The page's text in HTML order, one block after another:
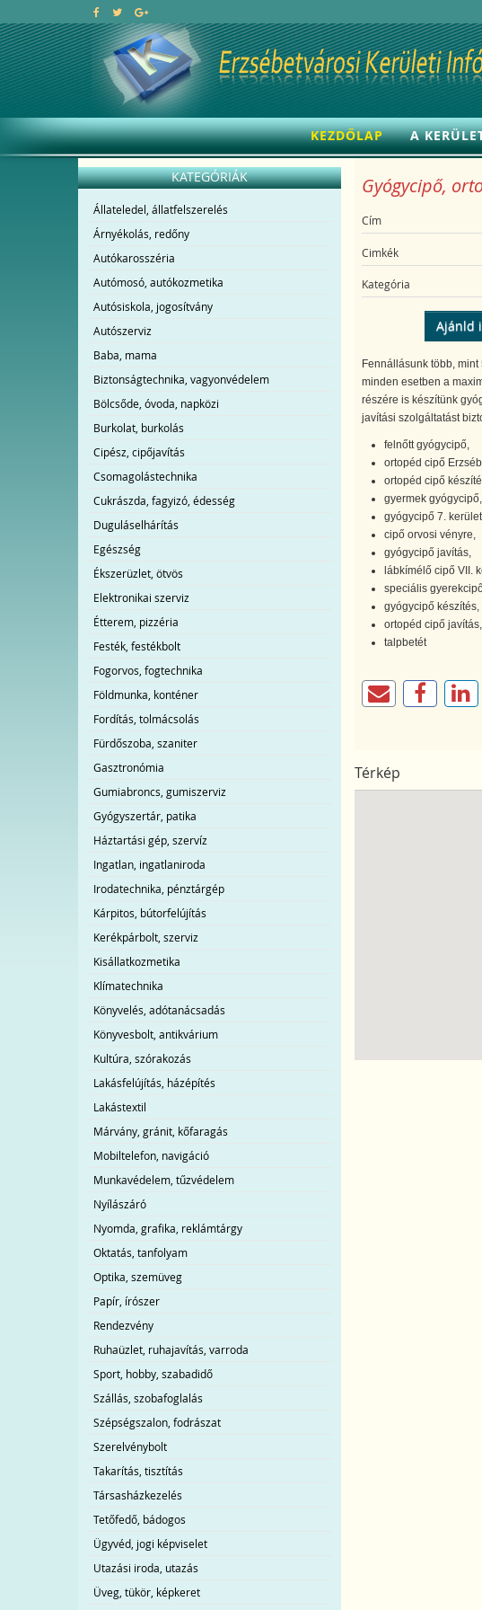
KEZDŐLAP A
KATEGÓRIÁK
Állateledel, állatfelszerelés
Árnyékolás, redőny
Autókarosszéria
Autómosó, autókozmetika
Autósiskola, jogosítvány
Autószerviz
Baba, mama
Biztonságtechnika, vagyonvédelem
Bölcsőde, óvoda, napközi
Burkolat, burkolás
Cipész, cipőjavítás
Csomagolástechnika
Cukrászda, fagyizó, édesség
Duguláselhárítás
Egészség
Ékszerüzlet, ötvös
Elektronikai szerviz
Étterem, pizzéria
Festék, festékbolt
Fogorvos, fogtechnika
Földmunka, konténer
Fordítás, tolmácsolás
Fürdőszoba, szaniter
Gasztronómia
Gumiabroncs, gumiszerviz
Gyógyszertár, patika
Háztartási gép, szervíz
Ingatlan, ingatlaniroda
Irodatechnika, pénztárgép
Kárpitos, bútorfelújítás
Kerékpárbolt, szerviz
Kisállatkozmetika
Klímatechnika
Könyvelés, adótanácsadás
Könyvesbolt, antikvárium
Kultúra, szórakozás
Lakásfelújítás, házépítés
Lakástextil
Márvány, gránit, kőfaragás
Mobiltelefon, navigáció
Munkavédelem, tűzvédelem
Nyílászáró
Nyomda, grafika, reklámtárgy
Oktatás, tanfolyam
Optika, szemüveg
Papír, írószer
Rendezvény
Ruhaüzlet, ruhajavítás, varroda
Sport, hobby, szabadidő
Szállás, szobafoglalás
Szépségszalon, fodrászat
Szerelvénybolt
Takarítás, tisztítás
Társasházkezelés
Tetőfedő, bádogos
Ügyvéd, jogi képviselet
Utazási iroda, utazás
Üveg, tükör, képkeret
Gyógycipő,
Cím
Cimkék
Kategória
Ajánld
Fennállásunk több,
minden esetben a
részére is készítünk
javítási szolgáltatást
felnőtt gyógycipő,
ortopéd cipő
ortopéd cipő
gyermek gyógycipő,
gyógycipő 7. kerület
cipő orvosi vényre,
gyógycipő javítás,
lábkímélő cipő VII.
speciális
gyógycipő készítés,
ortopéd cipő javítás,
talpbetét
Térkép